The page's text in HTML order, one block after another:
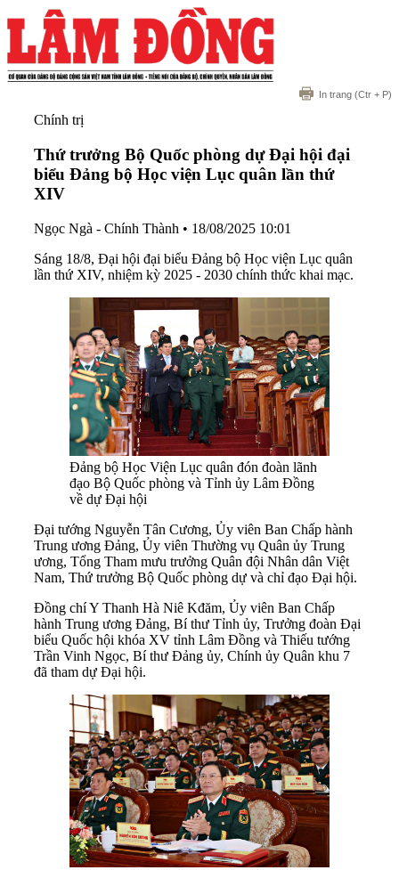
In trang (Ctr + P)
Chính trị
Thứ trưởng Bộ Quốc phòng dự Đại hội đại
biểu Đảng bộ Học viện Lục quân lần thứ
XIV
Ngọc Ngà - Chính Thành • 18/08/2025 10:01
Sáng 18/8, Đại hội đại biểu Đảng bộ Học viện Lục quân
lần thứ XIV, nhiệm kỳ 2025 - 2030 chính thức khai mạc.
Đảng bộ Học Viện Lục quân đón đoàn lãnh
đạo Bộ Quốc phòng và Tỉnh ủy Lâm Đồng
về dự Đại hội
Đại tướng Nguyễn Tân Cương, Ủy viên Ban Chấp hành
Trung ương Đảng, Ủy viên Thường vụ Quân ủy Trung
ương, Tổng Tham mưu trưởng Quân đội Nhân dân Việt
Nam, Thứ trưởng Bộ Quốc phòng dự và chỉ đạo Đại hội.
Đồng chí Y Thanh Hà Niê Kđăm, Ủy viên Ban Chấp
hành Trung ương Đảng, Bí thư Tỉnh ủy, Trưởng đoàn Đại
biểu Quốc hội khóa XV tỉnh Lâm Đồng và Thiếu tướng
Trần Vinh Ngọc, Bí thư Đảng ủy, Chính ủy Quân khu 7
đã tham dự Đại hội.